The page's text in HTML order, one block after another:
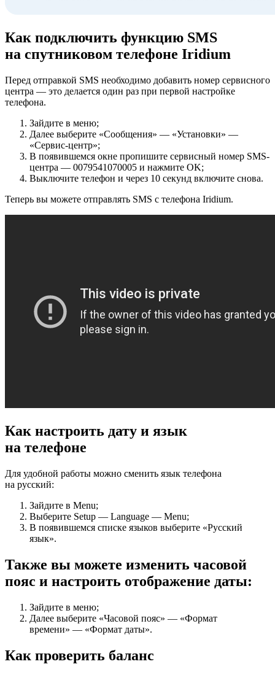
Как подключить функцию SMS
на спутниковом телефоне Iridium
Перед отправкой SMS необходимо добавить номер сервисного
центра — это делается один раз при первой настройке
телефона.
Зайдите в меню;
Далее выберите «Сообщения» — «Установки» —
«Сервис-центр»;
В появившемся окне пропишите сервисный номер SMS-
центра — 0079541070005 и нажмите OK;
Выключите телефон и через 10 секунд включите снова.
Теперь вы можете отправлять SMS с телефона Iridium.
Как настроить дату и язык
на телефоне
Для удобной работы можно сменить язык телефона
на русский:
Зайдите в Menu;
Выберите Setup — Language — Menu;
В появившемся списке языков выберите «Русский
язык».
Также вы можете изменить часовой
пояс и настроить отображение даты:
Зайдите в меню;
Далее выберите «Часовой пояс» — «Формат
времени» — «Формат даты».
Как проверить баланс